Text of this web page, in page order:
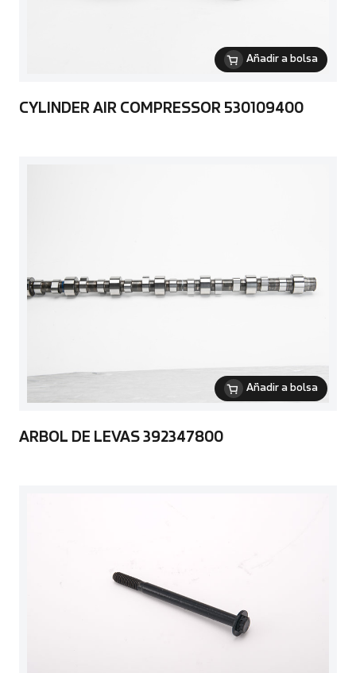
Añadir a bolsa
CYLINDER AIR COMPRESSOR 530109400
Añadir a bolsa
ARBOL DE LEVAS 392347800